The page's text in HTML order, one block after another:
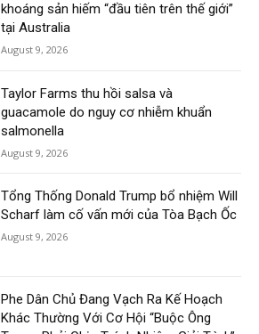
khoáng sản hiếm “đầu tiên trên thế giới”
tại Australia
August 9, 2026
Taylor Farms thu hồi salsa và
guacamole do nguy cơ nhiễm khuẩn
salmonella
August 9, 2026
Tổng Thống Donald Trump bổ nhiệm Will
Scharf làm cố vấn mới của Tòa Bạch Ốc
August 9, 2026
Phe Dân Chủ Đang Vạch Ra Kế Hoạch
Khác Thường Với Cơ Hội “Buộc Ông